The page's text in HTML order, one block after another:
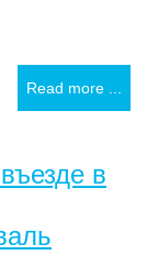
Read more ...
в